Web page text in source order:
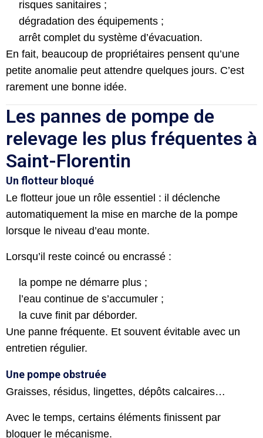
risques sanitaires ;
dégradation des équipements ;
arrêt complet du système d’évacuation.
En fait, beaucoup de propriétaires pensent qu’une
petite anomalie peut attendre quelques jours. C’est
rarement une bonne idée.
Les pannes de pompe de
relevage les plus fréquentes à
Saint-Florentin
Un flotteur bloqué
Le flotteur joue un rôle essentiel : il déclenche
automatiquement la mise en marche de la pompe
lorsque le niveau d’eau monte.
Lorsqu’il reste coincé ou encrassé :
la pompe ne démarre plus ;
l’eau continue de s’accumuler ;
la cuve finit par déborder.
Une panne fréquente. Et souvent évitable avec un
entretien régulier.
Une pompe obstruée
Graisses, résidus, lingettes, dépôts calcaires…
Avec le temps, certains éléments finissent par
bloquer le mécanisme.